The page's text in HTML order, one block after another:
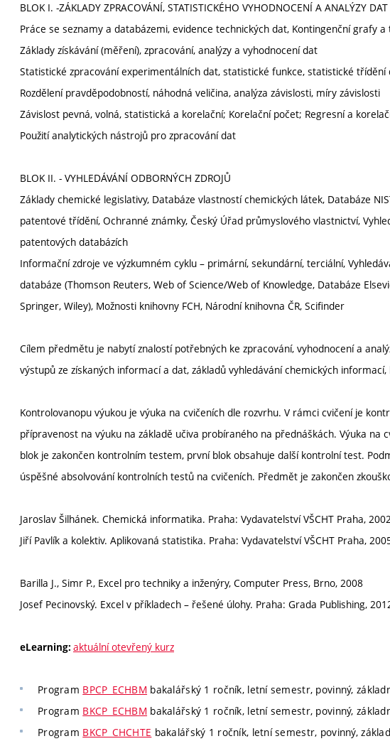
BLOK I. -ZÁKLADY ZPRACOVÁNÍ, STATISTICKÉHO VYHODNOCENÍ A ANALÝZY DAT
Práce se seznamy a databázemi, evidence technických dat, Kontingenční grafy a
Základy získávání (měření), zpracování, analýzy a vyhodnocení dat
Statistické zpracování experimentálních dat, statistické funkce, statistické
Rozdělení pravděpodobností, náhodná veličina, analýza závislosti, míry závislosti
Závislost pevná, volná, statistická a korelační; Korelační počet; Regresní a
Použití analytických nástrojů pro zpracování dat
BLOK II. - VYHLEDÁVÁNÍ ODBORNÝCH ZDROJŮ
Základy chemické legislativy, Databáze vlastností chemických látek, Databáze
patentové třídění, Ochranné známky, Český Úřad průmyslového vlastnictví,
patentových databázích
Informační zdroje ve výzkumném cyklu – primární, sekundární, terciální,
databáze (Thomson Reuters, Web of Science/Web of Knowledge, Databáze
Springer, Wiley), Možnosti knihovny FCH, Národní knihovna ČR, Scifinder
Cílem předmětu je nabytí znalostí potřebných ke zpracování, vyhodnocení a
výstupů ze získaných informací a dat, základů vyhledávání chemických
Kontrolovanopu výukou je výuka na cvičeních dle rozvrhu. V rámci cvičení je
přípravenost na výuku na základě učiva probíraného na přednáškách. Výuka na
blok je zakončen kontrolním testem, první blok obsahuje další kontrolní test.
úspěšné absolvování kontrolních testů na cvičeních. Předmět je zakončen
Jaroslav Šilhánek. Chemická informatika. Praha: Vydavatelství VŠCHT Praha,
Jiří Pavlík a kolektiv. Aplikovaná statistika. Praha: Vydavatelství VŠCHT Praha,
Barilla J., Simr P., Excel pro techniky a inženýry, Computer Press, Brno, 2008
Josef Pecinovský. Excel v příkladech – řešené úlohy. Praha: Grada Publishing,
eLearning: aktuální otevřený kurz
Program BPCP_ECHBM bakalářský 1 ročník, letní semestr, povinný,
Program BKCP_ECHBM bakalářský 1 ročník, letní semestr, povinný,
Program BKCP_CHCHTE bakalářský 1 ročník, letní semestr, povinný,